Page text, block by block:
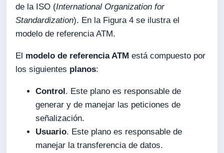
de la ISO (International Organization for
Standardization). En la Figura 4 se ilustra el
modelo de referencia ATM.
El modelo de referencia ATM está compuesto por
los siguientes planos:
Control. Este plano es responsable de
generar y de manejar las peticiones de
señalización.
Usuario. Este plano es responsable de
manejar la transferencia de datos.